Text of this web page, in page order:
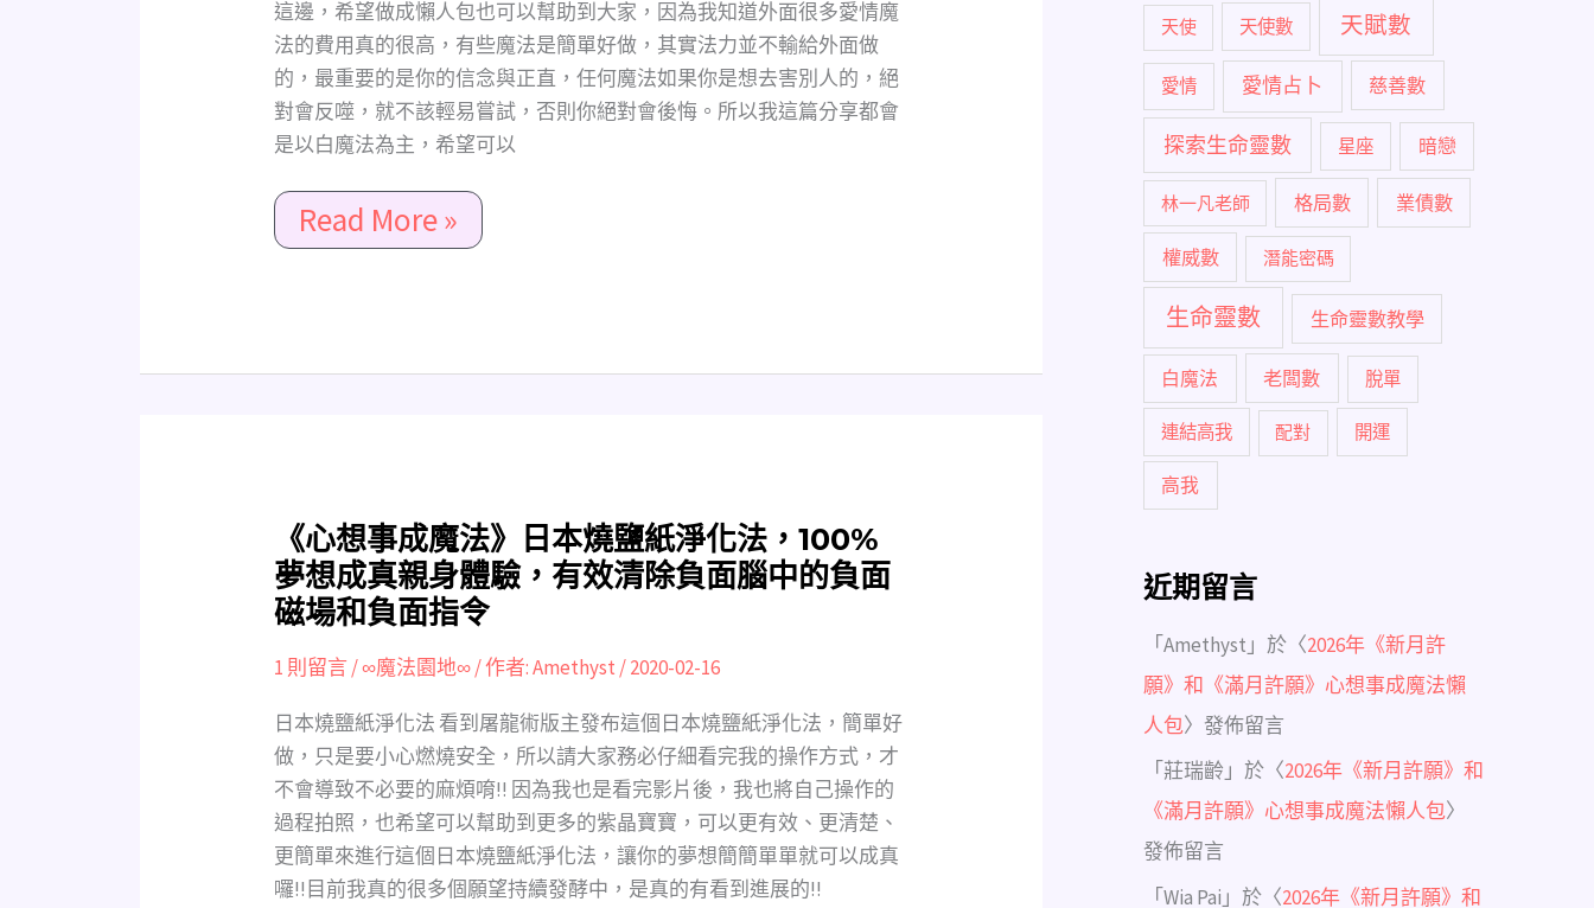
這邊，希望做成懶人包也可以幫助到大家，因為我知道外面很多愛情魔
法的費用真的很高，有些魔法是簡單好做，其實法力並不輸給外面做
的，最重要的是你的信念與正直，任何魔法如果你是想去害別人的，絕
對會反噬，就不該輕易嘗試，否則你絕對會後悔。所以我這篇分享都會
是以白魔法為主，希望可以
性
戀/
同
性
戀/
三
角
戀
轉
自
我、
招
財、
我
療
癒、
驅
魔、
去
霉
運、
Read More »
《心想事成魔法》日本燒鹽紙淨化法，100%
夢想成真親身體驗，有效清除負面腦中的負面
磁場和負面指令
1 則留言/∞魔法園地∞/ 作者:Amethyst/2020-02-16
日本燒鹽紙淨化法 看到屠龍術版主發布這個日本燒鹽紙淨化法，簡單好
做，只是要小心燃燒安全，所以請大家務必仔細看完我的操作方式，才
不會導致不必要的麻煩唷!! 因為我也是看完影片後，我也將自己操作的
過程拍照，也希望可以幫助到更多的紫晶寶寶，可以更有效、更清楚、
更簡單來進行這個日本燒鹽紙淨化法，讓你的夢想簡簡單單就可以成真
囉!!目前我真的很多個願望持續發酵中，是真的有看到進展的!!
《心
想
事
成
魔
日
本
燒
鹽
紙
淨
天使 天使數 天賦數
愛情 愛情占卜 慈善數
探索生命靈數 星座 暗戀
林一凡老師 格局數 業債數
權威數 潛能密碼
生命靈數 生命靈數教學
白魔法 老闆數 脫單
連結高我 配對 開運
高我
近期留言
「Amethyst 」於〈2026年《新月許
願》和《滿月許願》心想事成魔法懶
人包〉發佈留言
「莊瑞齡 」於〈2026年《新月許願》和
《滿月許願》心想事成魔法懶人包〉
發佈留言
「Wia Pai 」於〈2026年《新月許願》和